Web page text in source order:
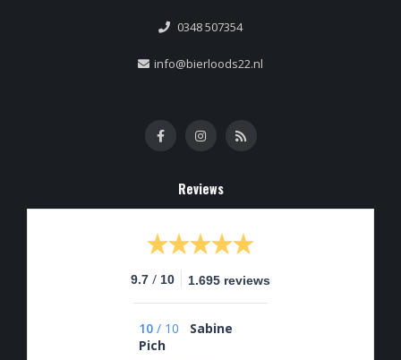
0348 507354
info@bierloods22.nl
Reviews
9.7 / 10 1.695 reviews
10 / 10
Sabine
Pich